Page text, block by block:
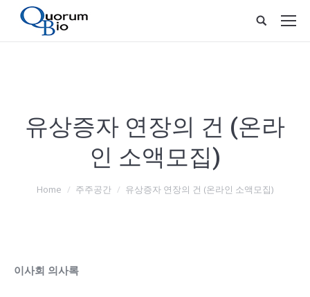
유상증자 연장의 건 (온라
인 소액모집)
You are here:
Home 주주공간 유상증자 연장의 건 (온라인 소액모집)
이사회 의사록